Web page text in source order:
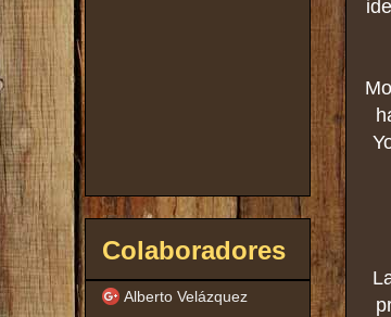
Colaboradores
Alberto Velázquez